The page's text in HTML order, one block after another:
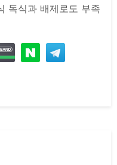
독식과 배제로도 부족